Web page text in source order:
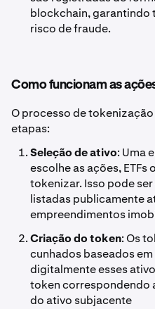
blockchain, garantindo
risco de fraude.
Como funcionam as
O processo de
etapas:
Seleção de ativo: Uma
escolhe as ações, ETFs
tokenizar. Isso pode
listadas publicamente
empreendimentos
Criação do token: Os
cunhados baseados
digitalmente esses
token correspondendo
do ativo subjacente